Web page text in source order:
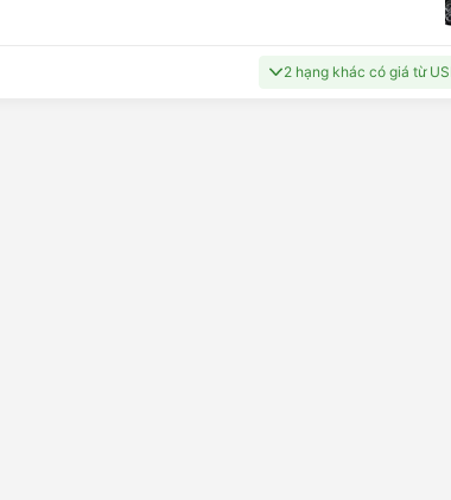
2 hạng khác có giá từ